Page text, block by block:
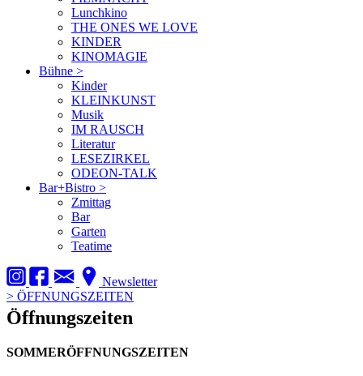
Lunchkino
THE ONES WE LOVE
KINDER
KINOMAGIE
Bühne >
Kinder
KLEINKUNST
Musik
IM RAUSCH
Literatur
LESEZIRKEL
ODEON-TALK
Bar+Bistro >
Zmittag
Bar
Garten
Teatime
Newsletter
> ÖFFNUNGSZEITEN
Öffnungszeiten
SOMMERÖFFNUNGSZEITEN